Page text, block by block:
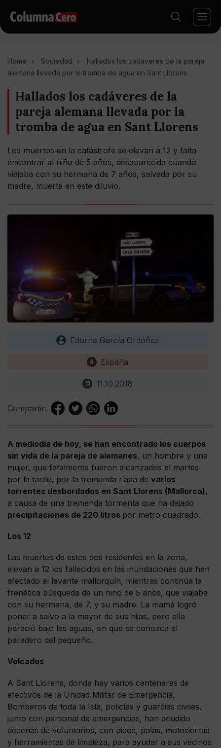
Home Sociedad
Hallados los cadáveres de la pareja
alemana llevada por la tromba de agua en Sant Llorens
Hallados los cadáveres de la
pareja alemana llevada por la
tromba de agua en Sant Llorens
Los muertos en la catástrofe se elevan a 12 y falta
encontrar al niño de 5 años, desaparecida cuando
viajaba con su hermana de 7 años, salvada por su
madre, muerta en este diluvio.
Edurne García Ordóñez
España
11.10.2018
Compartir:
A mediodía de hoy, se han encontrado los cuerpos
sin vida de la pareja de alemanes, un hombre y una
mujer, que fatalmente fueron alcanzados el martes
por la tarde, por la tremenda riada de varios
torrentes desbordados en Sant Llorens (Mallorca),
a causa de una tremenda tormenta que ha dejado
precipitaciones de 220 litros por metro cuadrado.
Los 12
Las muertes de estos dos residentes en la zona,
elevan a 12 los fallecidos en las inundaciones que han
afectado al levante mallorquín, mientras continúa la
frenética búsqueda de un niño de 5 años, que viajaba
con su hermana, de 7, y su madre. La mamá logró
poner a salvo a la mayor de sus hijas, pero ella
pereció bajo las aguas, sin que se conozca el
paradero del pequeño.
Volcados
A Sant Llorens, donde hay varios centenares de
efectivos de la Unidad Militar de Emergencia,
Bomberos de toda la Isla, policías y guardias civiles,
junto con personal de emergencias, han acudido
decenas de voluntarios, con picos, palas, motosierras
y herramientas de limpieza, para ayudar a sus vecinos